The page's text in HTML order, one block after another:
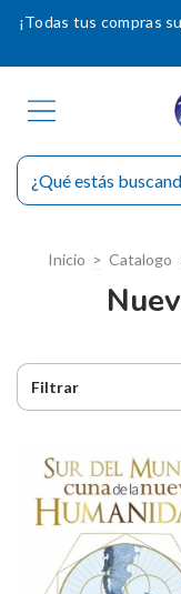
¡Todas tus compras
Inicio > Catalogo
Filtrar